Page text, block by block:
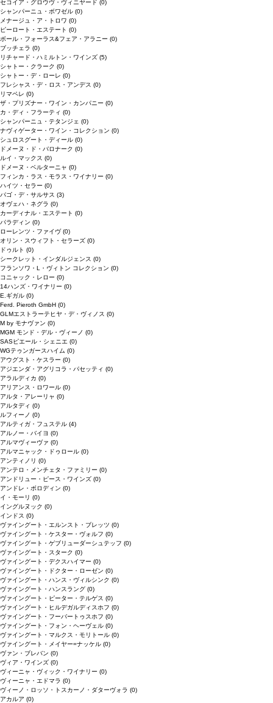
セコイア・グロウヴ・ヴィニヤード (0)
シャンパーニュ・ボワゼル (0)
メナージュ・ア・トロワ (0)
ピーロート・エステート (0)
ボール・フォーラス&フェア・アラニー (0)
ブッチェラ (0)
リチャード・ハミルトン・ワインズ (5)
シャトー・クラーク (0)
シャトー・デ・ローレ (0)
フレシャス・デ・ロス・アンデス (0)
リマペレ (0)
ザ・プリズナー・ワイン・カンパニー (0)
カ・ディ・フラーティ (0)
シャンパーニュ・テタンジェ (0)
ナヴィゲーター・ワイン・コレクション (0)
シュロスグート・ディール (0)
ドメーヌ・ド・バロナーク (0)
ルイ・マックス (0)
ドメーヌ・ベルターニャ (0)
フィンカ・ラス・モラス・ワイナリー (0)
ハイツ・セラー (0)
パゴ・デ・サルサス (3)
オヴェハ・ネグラ (0)
カーディナル・エステート (0)
パラディン (0)
ローレンツ・ファイヴ(0)
オリン・スウィフト・セラーズ (0)
ドゥルト (0)
シークレット・インダルジェンス (0)
フランソワ・L・ヴィトン コレクション (0)
コニャック・レロー (0)
14ハンズ・ワイナリー (0)
E.ギガル (0)
Ferd. Pieroth GmbH (0)
GLMエストラーテヒヤ・デ・ヴィノス (0)
M by モナヴァン (0)
MGM モンド・デル・ヴィーノ (0)
SASピエール・シェニエ (0)
WGテゥンガースハイム (0)
アウグスト・ケスラー (0)
アジエンダ・アグリコラ・パセッティ (0)
アラルディカ (0)
アリアンス・ロワール (0)
アルタ・アレーリャ (0)
アルタディ (0)
ルフィーノ (0)
アルティガ・フュステル (4)
アルノー・バイヨ (0)
アルマヴィーヴァ (0)
アルマニャック・ドゥロール (0)
アンティノリ (0)
アンテロ・メンチェタ・ファミリー (0)
アンドリュー・ピース・ワインズ (0)
アンドレ・ボロディン (0)
イ・モーリ (0)
イングルヌック (0)
インドス (0)
ヴァイングート・エルンスト・ブレッツ (0)
ヴァイングート・ケスター・ヴォルフ (0)
ヴァイングート・ゲブリューダーシュテッフ (0)
ヴァイングート・スターク (0)
ヴァイングート・デクスハイマー (0)
ヴァイングート・ドクター・ローゼン (0)
ヴァイングート・ハンス・ヴィルシンク (0)
ヴァイングート・ハンスラング (0)
ヴァイングート・ピーター・テルゲス (0)
ヴァイングート・ヒルデガルディスホフ (0)
ヴァイングート・フーバートゥスホフ (0)
ヴァイングート・フォン・ヘーヴェル (0)
ヴァイングート・マルクス・モリトール (0)
ヴァイングート・メイヤー=ナッケル (0)
ヴァン・ブレバン (0)
ヴィア・ワインズ (0)
ヴィーニャ・ヴィック・ワイナリー (0)
ヴィーニャ・エドマラ (0)
ヴィーノ・ロッソ・トスカーノ・ダターヴォラ (0)
アカルア (0)